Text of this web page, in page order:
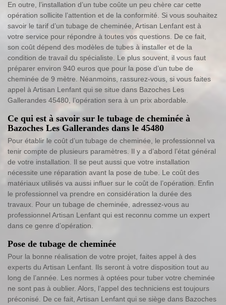
En outre, l’installation d’un tube coûte un peu chère car cette
opération sollicite l’attention et de la conformité. Si vous souhaitez
savoir le tarif d’un tubage de cheminée, Artisan Lenfant est à
votre service pour répondre à toutes vos questions. De ce fait,
son coût dépend des modèles de tubes à installer et de la
condition de travail du spécialiste. Le plus souvent, il vous faut
préparer environ 940 euros que pour la pose d’un tube de
cheminée de 9 mètre. Néanmoins, rassurez-vous, si vous faites
appel à Artisan Lenfant qui se situe dans Bazoches Les
Gallerandes 45480, l’opération sera à un prix abordable.
Ce qui est à savoir sur le tubage de cheminée à
Bazoches Les Gallerandes dans le 45480
Pour établir le coût d’un tubage de cheminée, le professionnel va
tenir compte de plusieurs paramètres. Il y a d’abord l’état général
de votre installation. Il se peut aussi que votre installation
nécessite une réparation avant la pose de tube. Le coût des
matériaux utilisés va aussi influer sur le coût de l’opération. Enfin
le professionnel va prendre en considération la durée des
travaux. Pour un tubage de cheminée, adressez-vous au
professionnel Artisan Lenfant qui est reconnu comme un expert
dans ce genre d’opération.
Pose de tubage de cheminée
Pour la bonne réalisation de votre projet, faites appel à des
experts du Artisan Lenfant. Ils seront à votre disposition tout au
long de l’année. Les normes à optées pour tuber votre cheminée
ne sont pas à oublier. Alors, l’appel des techniciens est toujours
préconisé. De ce fait, Artisan Lenfant qui se siège dans Bazoches